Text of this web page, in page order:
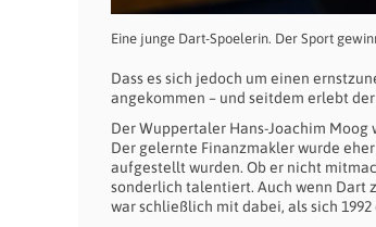
Eine junge Dart-Spoelerin. Der Sport
Dass es sich jedoch um einen
angekommen – und seitdem erlebt
Der Wuppertaler Hans-Joachim Moog
Der gelernte Finanzmakler wurde
aufgestellt wurden. Ob er nicht
sonderlich talentiert. Auch wenn Dart
war schließlich mit dabei, als sich